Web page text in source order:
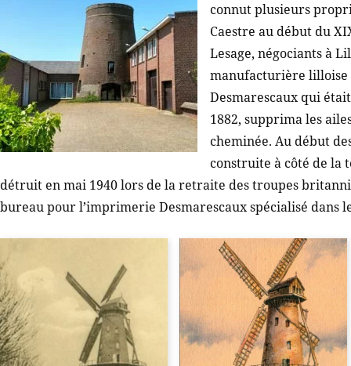
connut plusieurs
Caestre au début du
Lesage, négociants à
manufacturière lilloise
Desmarescaux qui
1882, supprima les
cheminée. Au début
construite à côté de la
détruit en mai 1940 lors de la retraite des troupes
bureau pour l’imprimerie Desmarescaux spécialisé dans